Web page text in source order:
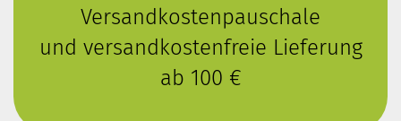
Versandkostenpauschale
und versandkostenfreie Lieferung
ab 100 €